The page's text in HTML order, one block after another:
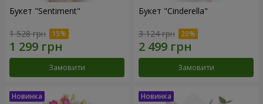
Букет "Sentiment"
1 528 грн
Замовити
Букет "Cinderella"
3 124 грн
Замовити